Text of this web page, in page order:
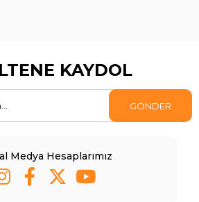
KAYDOL
GÖNDER
Medya Hesaplarımız